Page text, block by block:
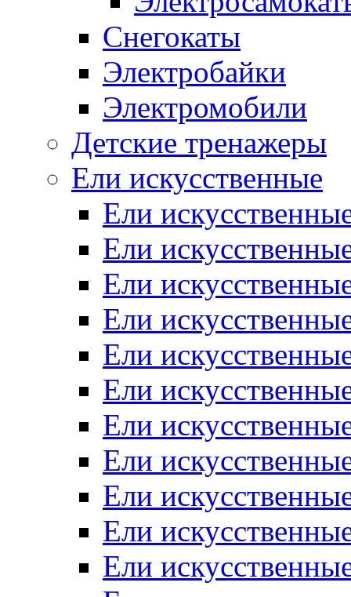
Снегокаты
Электробайки
Электромобили
Детские тренажеры
Ели искусственные
Ели
Ели
Ели
Ели
Ели
Ели
Ели
Ели
Ели
Ели
Ели